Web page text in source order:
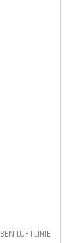
LUFTLINIE